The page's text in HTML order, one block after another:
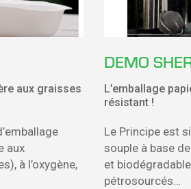
aux graisses
aux
à l’oxygène,
DEMO
L’emballage
résistant !
Le Principe est
souple à base
et
pétrosourcés…